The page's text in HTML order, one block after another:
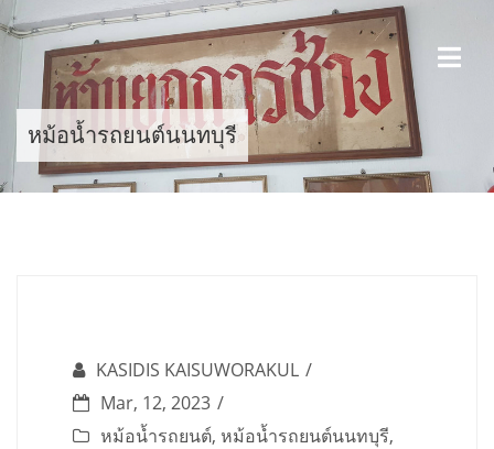
Skip
to
content
หม้อน้ำรถยนต์นนทบุรี
KASIDIS KAISUWORAKUL
Mar, 12, 2023
หม้อน้ำรถยนต์, หม้อน้ำรถยนต์นนทบุรี,